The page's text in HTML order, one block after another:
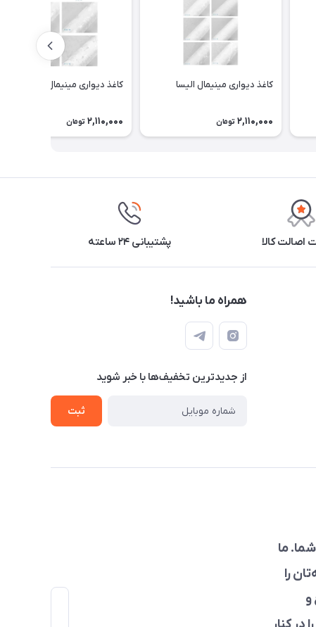
کاغذ دیواری مینیمال الیسا
2,110,000 تومان
کاغذ دیواری مینیمال ولورا
2,110,000 تومان
اصالت کالا پشتیبانی ۲۴ ساعته
همراه ما باشید!
از جدید‌ترین تخفیف‌ها با‌ خبر شوید
ثبت
ما
را
و